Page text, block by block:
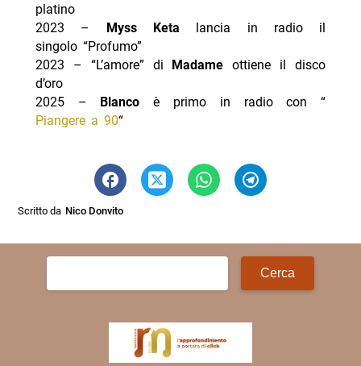
platino
2023 –
Myss Keta lancia in radio il
singolo “Profumo”
2023 – “L’amore” di
Madame ottiene il disco
d’oro
2025 –
Blanco è primo in radio con “
Piangere a 90“
Scritto da Nico Donvito